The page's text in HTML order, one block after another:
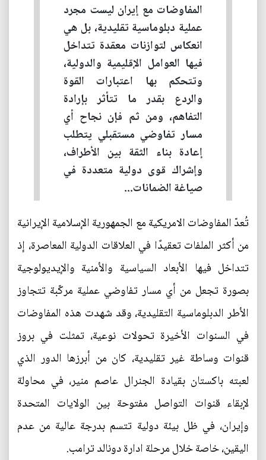
المفاوضات مع إيران ليست مجرد
عملية دبلوماسية تقليدية، بل هي
انعكاس لتوازنات معقدة تتداخل
فيها العوامل الإقليمية والدولية،
وتتحكم بها اعتبارات القوة
والردع بقدر ما تتأثر بإرادة
التفاهم، ومن ثم فإن نجاح أي
مسار تفاوضي مستقبلي يتطلب
إعادة بناء الثقة بين الأطراف،
وإشراك قوى دولية متعددة في
صياغة الضمانات...
تُعدّ المفاوضات الامريكية مع الجمهورية الإسلامية الإيرانية
من أكثر الملفات تعقيدًا في العلاقات الدولية المعاصرة، إذ
تتداخل فيها الأبعاد السياسية والأمنية والإيديولوجية
بصورة تجعل من أي مسار تفاوضي عملية مركّبة تتجاوز
الأطر الدبلوماسية التقليدية، وقد شهدت هذه المفاوضات
في السنوات الأخيرة تحولات نوعية، تمثلت في بروز
قنوات وساطة غير تقليدية، كان من أبرزها الدور الذي
لعبته باكستان بقيادة الجنرال عاصم منير، في محاولة
لإبقاء قنوات التواصل مفتوحة بين الولايات المتحدة
وإيران، في ظل بيئة دولية تتسم بدرجة عالية من عدم
اليقين، خاصة خلال مرحلة ادارة دونالد ترامب.